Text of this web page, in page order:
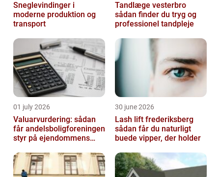
Sneglevindinger i
moderne produktion og
transport
Tandlæge vesterbro
sådan finder du tryg og
professionel tandpleje
01 july 2026
Valuarvurdering: sådan
får andelsboligforeningen
styr på ejendommens
30 june 2026
Lash lift frederiksberg
sådan får du naturligt
buede vipper, der holder